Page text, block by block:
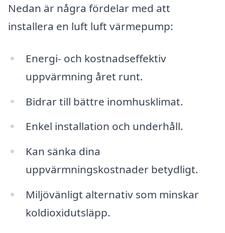
Nedan är några fördelar med att
installera en luft luft värmepump:
Energi- och kostnadseffektiv
uppvärmning året runt.
Bidrar till bättre inomhusklimat.
Enkel installation och underhåll.
Kan sänka dina
uppvärmningskostnader betydligt.
Miljövänligt alternativ som minskar
koldioxidutsläpp.